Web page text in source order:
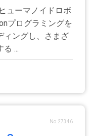
ューマノイドロボ
プログラミングを
ィングし、さまざ
...
No.27346